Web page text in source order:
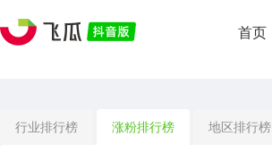
首页
行业排行榜 涨粉排行榜 地区排行榜